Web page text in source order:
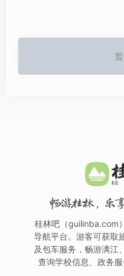
畅游桂林，乐
桂林吧（guilinba.com
导航平台。游客可获取
及包车服务，畅游漓江
查询学校信息、政务